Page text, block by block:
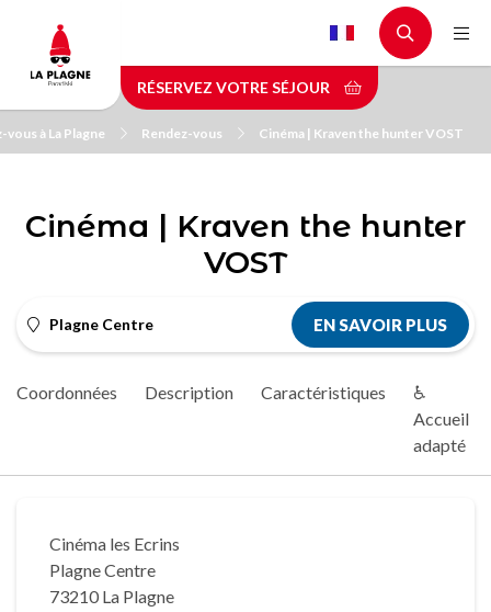
contenu
principal
RÉSERVEZ VOTRE SÉJOUR
à La Plagne Rendez-vous Cinéma | Kraven the hunter VOST
Cinéma | Kraven the hunter
VOST
Plagne Centre EN SAVOIR PLUS
Coordonnées Description Caractéristiques
♿
Accueil
adapté
Cinéma les Ecrins
Plagne Centre
73210 La Plagne